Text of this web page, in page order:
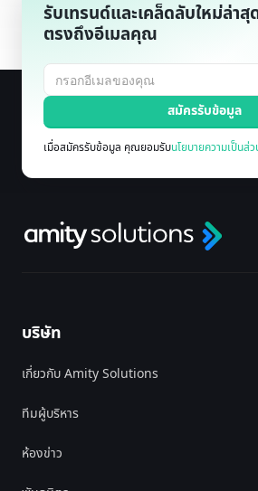
รับเทรนด์และเคล็ดลับใหม่ล่าสุ
ตรงถึงอีเมลคุณ
เมื่อสมัครรับข้อมูล คุณยอมรับนโยบายความเป็นส่
บริษัท
เกี่ยวกับ Amity Solutions
ทีมผู้บริหาร
ห้องข่าว